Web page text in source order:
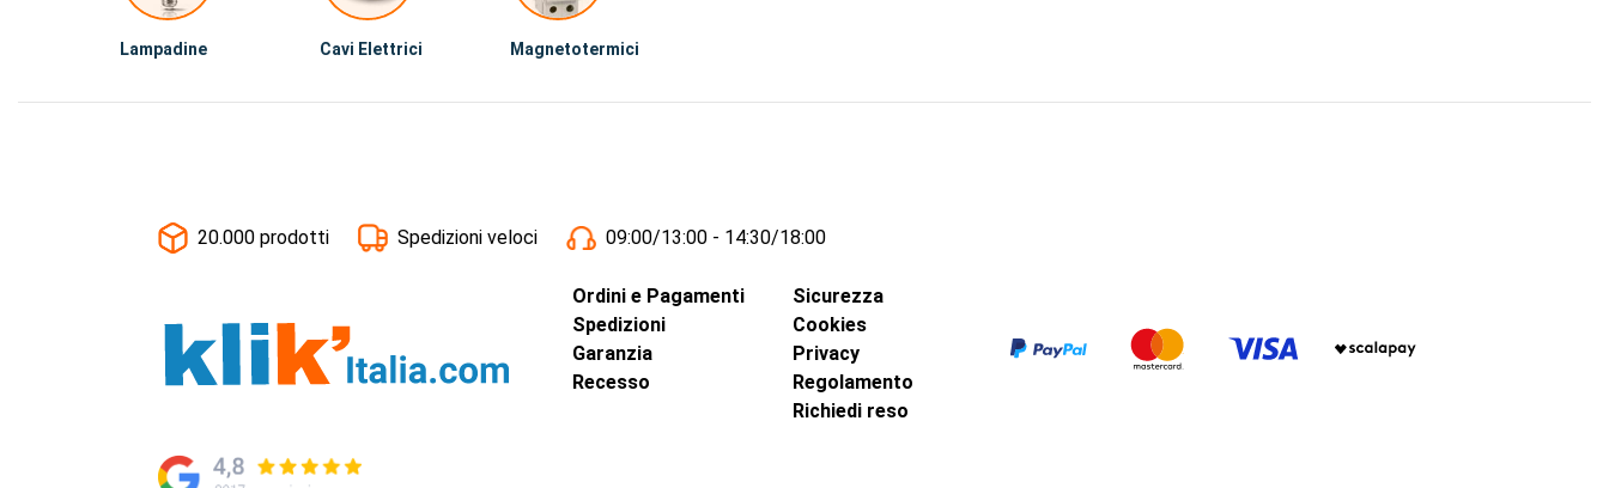
Lampadine Cavi Elettrici Magnetotermici
20.000 prodotti Spedizioni veloci 09:00/13:00 - 14:30/18:00
Ordini e Pagamenti
Spedizioni
Garanzia
Recesso
Sicurezza
Cookies
Privacy
Regolamento
Richiedi reso